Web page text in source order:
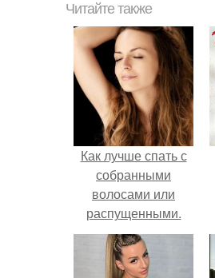
Читайте также
Как лучше спать с
собранными
волосами или
распущенными.
Эффективный уход
за волосами перед
сном для их